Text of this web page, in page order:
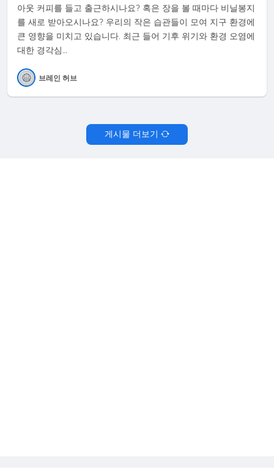
아웃 커피를 들고 출근하시나요? 혹은 장을 볼 때마다 비닐봉지
를 새로 받아오시나요? 우리의 작은 습관들이 모여 지구 환경에
큰 영향을 미치고 있습니다. 최근 들어 기후 위기와 환경 오염에
대한 경각심…
브레인 허브
게시물 더보기